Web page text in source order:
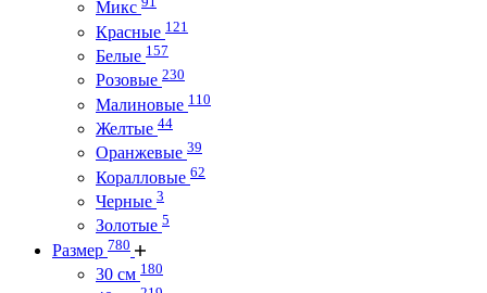
Микс
Красные 121
Белые 157
Розовые 230
Малиновые 110
Желтые 44
Оранжевые 39
Коралловые 62
Черные 3
Золотые 5
Размер 780
30 см 180